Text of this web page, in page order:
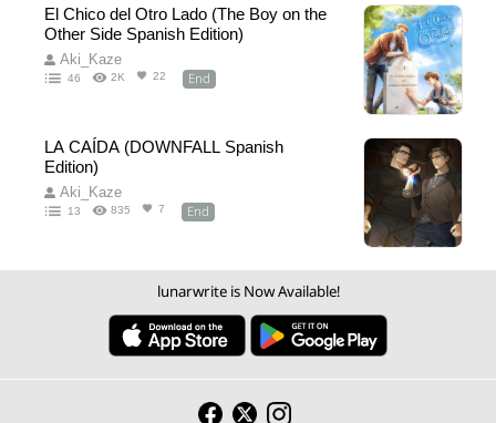
El Chico del Otro Lado (The Boy on the
Other Side Spanish Edition)
Aki_Kaze
46 2K 22 End
LA CAÍDA (DOWNFALL Spanish
Edition)
Aki_Kaze
13 835 7 End
lunarwrite is Now Available!